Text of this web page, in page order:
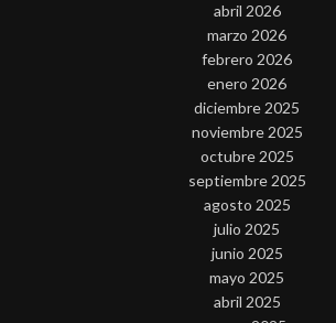
abril 2026
marzo 2026
febrero 2026
enero 2026
diciembre 2025
noviembre 2025
octubre 2025
septiembre 2025
agosto 2025
julio 2025
junio 2025
mayo 2025
abril 2025